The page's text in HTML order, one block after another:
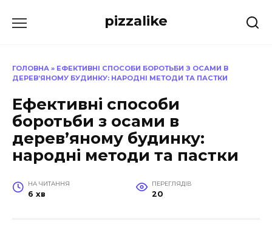
до
pizzalike
ГОЛОВНА » ЕФЕКТИВНІ СПОСОБИ БОРОТЬБИ З ОСАМИ В
ДЕРЕВ’ЯНОМУ БУДИНКУ: НАРОДНІ МЕТОДИ ТА ПАСТКИ
Ефективні способи
боротьби з осами в
дерев’яному будинку:
народні методи та пастки
НА ЧИТАННЯ
6 хв
ПЕРЕГЛЯДІВ
20